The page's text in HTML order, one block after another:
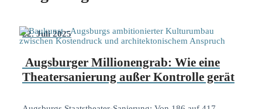
22. Juli 2025
Augsburger Millionengrab: Wie eine
Theatersanierung außer Kontrolle gerät